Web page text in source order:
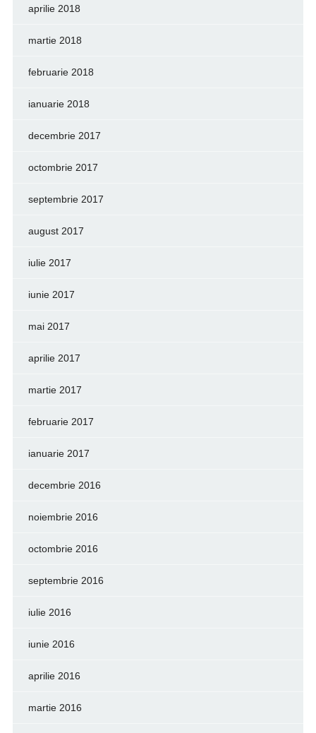
aprilie 2018
martie 2018
februarie 2018
ianuarie 2018
decembrie 2017
octombrie 2017
septembrie 2017
august 2017
iulie 2017
iunie 2017
mai 2017
aprilie 2017
martie 2017
februarie 2017
ianuarie 2017
decembrie 2016
noiembrie 2016
octombrie 2016
septembrie 2016
iulie 2016
iunie 2016
aprilie 2016
martie 2016